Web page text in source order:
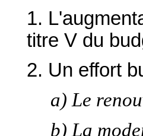
1.
titre V du
2. Un effort
a) Le
b) La